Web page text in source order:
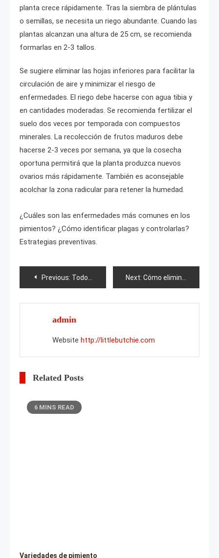
planta crece rápidamente. Tras la siembra de plántulas
o semillas, se necesita un riego abundante. Cuando las
plantas alcanzan una altura de 25 cm, se recomienda
formarlas en 2-3 tallos.
Se sugiere eliminar las hojas inferiores para facilitar la
circulación de aire y minimizar el riesgo de
enfermedades. El riego debe hacerse con agua tibia y
en cantidades moderadas. Se recomienda fertilizar el
suelo dos veces por temporada con compuestos
minerales. La recolección de frutos maduros debe
hacerse 2-3 veces por semana, ya que la cosecha
oportuna permitirá que la planta produzca nuevos
ovarios más rápidamente. También es aconsejable
acolchar la zona radicular para retener la humedad.
¿Cuáles son las enfermedades más comunes en los
pimientos? ¿Cómo identificar plagas y controlarlas?
Estrategias preventivas.
Post
navigation
Previous: Todo sobre el origen de los geranios Next: Cómo eliminar las uvas silvestres de la parcela?
admin
Website http://littlebutchie.com
Related Posts
6 MINS READ
Variedades de pimiento